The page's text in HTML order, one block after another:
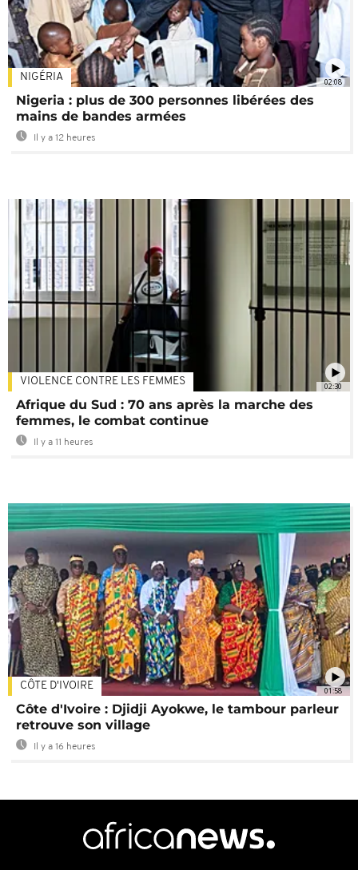
02:08
NIGÉRIA
Nigeria : plus de 300 personnes libérées des
mains de bandes armées
Il y a 12 heures
02:30
VIOLENCE CONTRE LES FEMMES
Afrique du Sud : 70 ans après la marche des
femmes, le combat continue
Il y a 11 heures
01:58
CÔTE D'IVOIRE
Côte d'Ivoire : Djidji Ayokwe, le tambour parleur
retrouve son village
Il y a 16 heures